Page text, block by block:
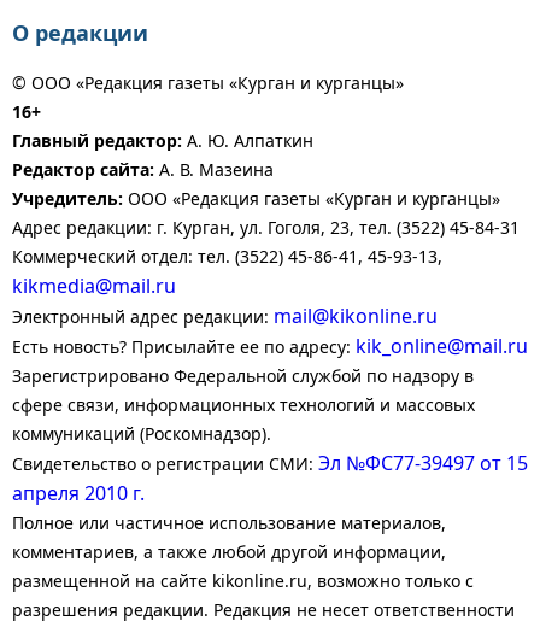
О редакции
© ООО «Редакция газеты «Курган и курганцы»
16+
Главный редактор: А. Ю. Алпаткин
Редактор сайта: А. В. Мазеина
Учредитель: ООО «Редакция газеты «Курган и курганцы»
Адрес редакции: г. Курган, ул. Гоголя, 23, тел. (3522) 45-84-31
Коммерческий отдел: тел. (3522) 45-86-41, 45-93-13,
kikmedia@mail.ru
Электронный адрес редакции: mail@kikonline.ru
Есть новость? Присылайте ее по адресу: kik_online@mail.ru
Зарегистрировано Федеральной службой по надзору в
сфере связи, информационных технологий и массовых
коммуникаций (Роскомнадзор).
Свидетельство о регистрации СМИ: Эл №ФС77-39497 от 15
апреля 2010 г.
Полное или частичное использование материалов,
комментариев, а также любой другой информации,
размещенной на сайте kikonline.ru, возможно только с
разрешения редакции. Редакция не несет ответственности